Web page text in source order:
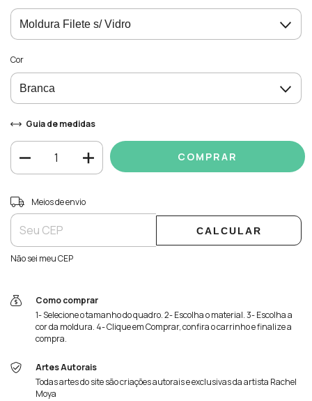
Cor
Guia de medidas
Entregas para o CEP:
Meios de envio
CALCULAR
Não sei meu CEP
Como comprar
1- Selecione o tamanho do quadro. 2- Escolha o material. 3- Escolha a
cor da moldura. 4- Clique em Comprar, confira o carrinho e finalize a
compra.
Artes Autorais
Todas artes do site são criações autorais e exclusivas da artista Rachel
Moya